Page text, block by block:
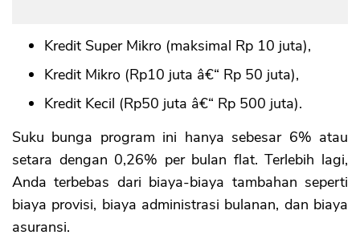
Kredit Super Mikro (maksimal Rp 10 juta),
Kredit Mikro (Rp10 juta â€“ Rp 50 juta),
Kredit Kecil (Rp50 juta â€“ Rp 500 juta).
Suku bunga program ini hanya sebesar 6% atau
setara dengan 0,26% per bulan flat. Terlebih lagi,
Anda terbebas dari biaya-biaya tambahan seperti
biaya provisi, biaya administrasi bulanan, dan biaya
asuransi.